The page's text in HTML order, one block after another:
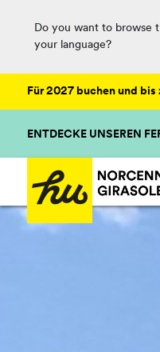
Do you want to browse
your language?
Für 2027 buchen und bis
ENTDECKE UNSEREN